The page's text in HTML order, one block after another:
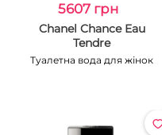
5607 грн
Chanel Chance Eau
Tendre
Туалетна вода для жінок